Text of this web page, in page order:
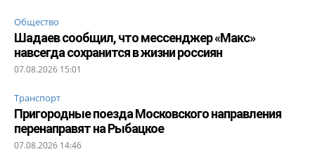
Общество
Шадаев сообщил, что мессенджер «Макс»
навсегда сохранится в жизни россиян
07.08.2026 15:01
Транспорт
Пригородные поезда Московского направления
перенаправят на Рыбацкое
07.08.2026 14:46